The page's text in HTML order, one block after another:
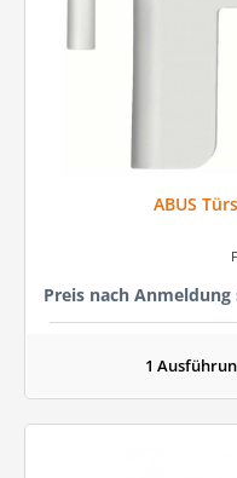
Preis nach
1